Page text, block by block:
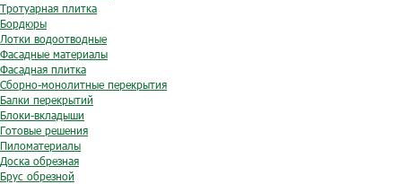
Тротуарная плитка
Бордюры
Лотки водоотводные
Фасадные материалы
Фасадная плитка
Сборно-монолитные перекрытия
Балки перекрытий
Блоки-вкладыши
Готовые решения
Пиломатериалы
Доска обрезная
Брус обрезной